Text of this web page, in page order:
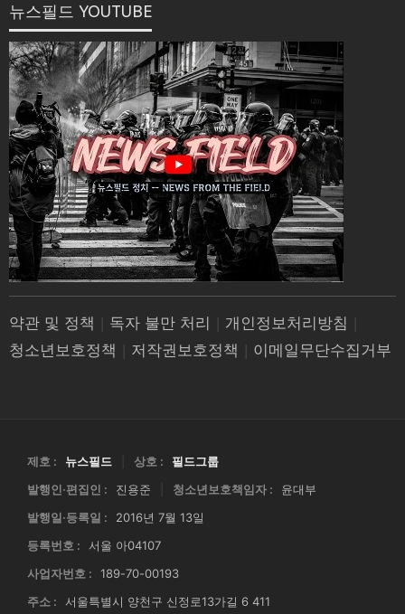
뉴스필드 YOUTUBE
약관 및 정책 | 독자 불만 처리 | 개인정보처리방침 |
청소년보호정책 | 저작권보호정책 | 이메일무단수집거부
제호 : 뉴스필드 상호 :
필드그룹
발행인·편집인 :
진용준 청소년보호책임자 :
윤대부
발행일·등록일 :
2016년 7월 13일
등록번호 :
서울 아04107
사업자번호 :
189-70-00193
주소 :
서울특별시 양천구 신정로13가길 6 411